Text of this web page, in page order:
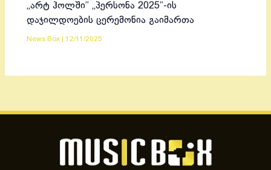
„არტ ჰოლში“ „პერსონა 2025“-ის
დაჯილდოების ცერემონია გაიმართა
News Box |12/11/2025